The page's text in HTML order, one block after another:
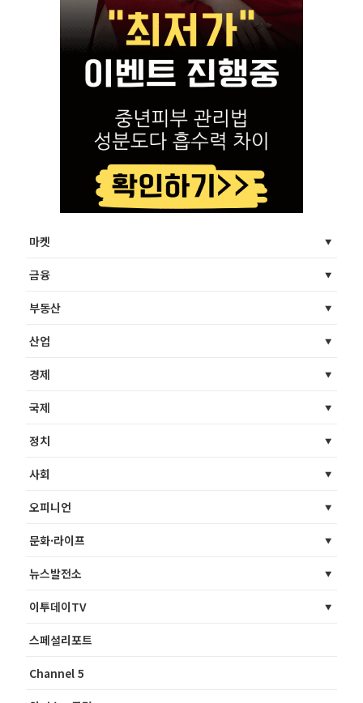
마켓
금융
부동산
산업
경제
국제
정치
사회
오피니언
문화·라이프
뉴스발전소
이투데이TV
스페셜리포트
Channel 5